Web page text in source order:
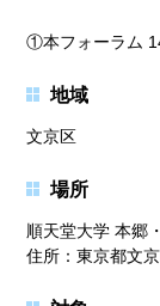
①本フォーラム
地域
文京区
場所
順天堂大学 本郷
住所：東京都文